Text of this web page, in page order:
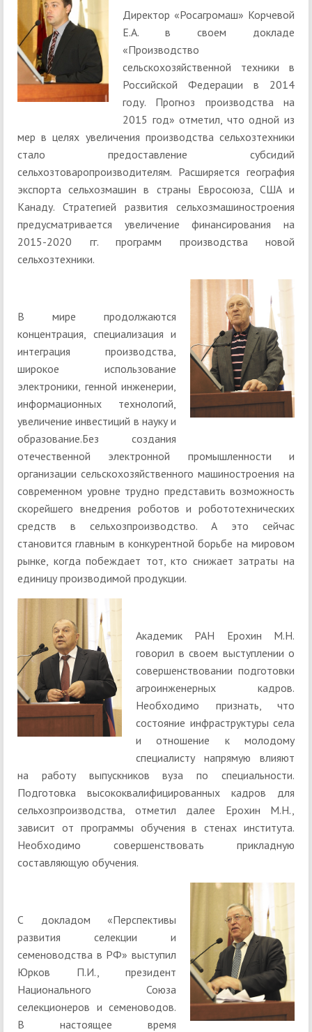
Директор «Росагромаш» Корчевой
Е.А. в своем докладе
«Производство
сельскохозяйственной техники в
Российской Федерации в 2014
году. Прогноз производства на
2015 год» отметил, что одной из
мер в целях увеличения производства сельхозтехники
стало предоставление субсидий
сельхозтоваропроизводителям. Расширяется география
экспорта сельхозмашин в страны Евросоюза, США и
Канаду. Стратегией развития сельхозмашиностроения
предусматривается увеличение финансирования на
2015-2020 гг. программ производства новой
сельхозтехники.
В мире продолжаются
концентрация, специализация и
интеграция производства,
широкое использование
электроники, генной инженерии,
информационных технологий,
увеличение инвестиций в науку и
образование.Без создания
отечественной электронной промышленности и
организации сельскохозяйственного машиностроения на
современном уровне трудно представить возможность
скорейшего внедрения роботов и робототехнических
средств в сельхозпроизводство. А это сейчас
становится главным в конкурентной борьбе на мировом
рынке, когда побеждает тот, кто снижает затраты на
единицу производимой продукции.
Академик РАН Ерохин М.Н.
говорил в своем выступлении о
совершенствовании подготовки
агроинженерных кадров.
Необходимо признать, что
состояние инфраструктуры села
и отношение к молодому
специалисту напрямую влияют
на работу выпускников вуза по специальности.
Подготовка высококвалифицированных кадров для
сельхозпроизводства, отметил далее Ерохин М.Н.,
зависит от программы обучения в стенах института.
Необходимо совершенствовать прикладную
составляющую обучения.
С докладом «Перспективы
развития селекции и
семеноводства в РФ» выступил
Юрков П.И., президент
Национального Союза
селекционеров и семеноводов.
В настоящее время